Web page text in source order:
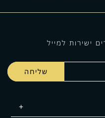
ישירות למייל